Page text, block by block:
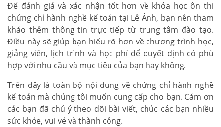
Để đánh giá và xác nhận tốt hơn về khóa học ôn thi
chứng chỉ hành nghề kế toán tại Lê Ánh, bạn nên tham
khảo thêm thông tin trực tiếp từ trung tâm đào tạo.
Điều này sẽ giúp bạn hiểu rõ hơn về chương trình học,
giảng viên, lịch trình và học phí để quyết định có phù
hợp với nhu cầu và mục tiêu của bạn hay không.
Trên đây là toàn bộ nội dung về chứng chỉ hành nghề
kế toán mà chúng tôi muốn cung cấp cho bạn. Cảm ơn
các bạn đã chú ý theo dõi bài viết, chúc các bạn nhiều
sức khỏe, vui vẻ và thành công.